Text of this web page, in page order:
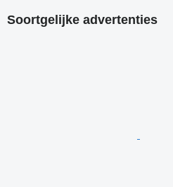
Soortgelijke advertenties